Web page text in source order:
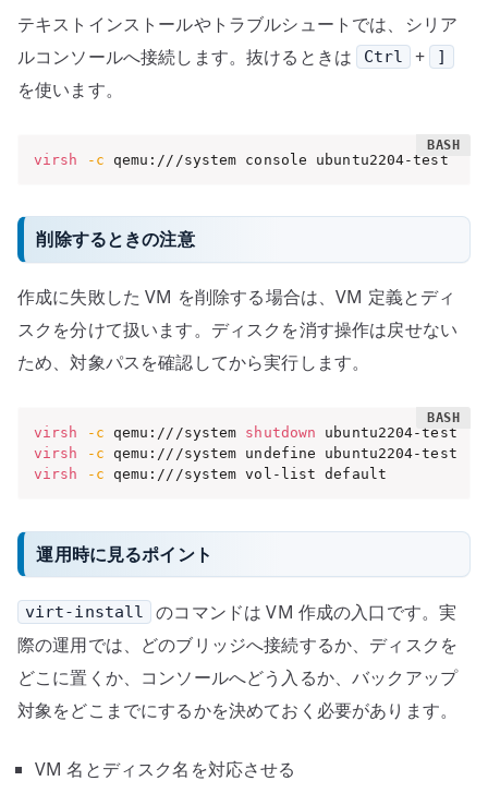
テキストインストールやトラブルシュートでは、シリア
ルコンソールへ接続します。抜けるときは
Ctrl + ]
を使います。
virsh -c qemu:///system console ubuntu2204-test
削除するときの注意
作成に失敗した VM を削除する場合は、VM 定義とディ
スクを分けて扱います。ディスクを消す操作は戻せない
ため、対象パスを確認してから実行します。
virsh -c qemu:///system shutdown
virsh
-c
virsh
-c qemu:///system vol-list default
運用時に見るポイント
virt-install
のコマンドは VM 作成の入口です。実
際の運用では、どのブリッジへ接続するか、ディスクを
どこに置くか、コンソールへどう入るか、バックアップ
対象をどこまでにするかを決めておく必要があります。
VM 名とディスク名を対応させる